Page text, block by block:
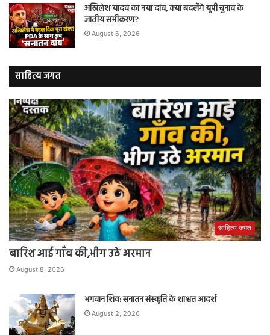
अखिलेश यादव का नया दांव, क्या बदलेंगे यूपी चुनाव के
जातीय समीकरण?
August 6, 2026
साहित्य जगत
साहित्य जगत
बारिश आई गाँव की,भीग उठे अरमान
August 8, 2026
भगवान शिव: सनातन संस्कृति के शाश्वत आदर्श
August 2, 2026